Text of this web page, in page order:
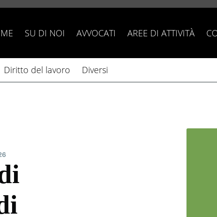
SU DI NOI AVVOCATI AREE DI ATTIVITÀ
Diritto del lavoro Diversi